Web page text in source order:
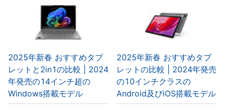
2025年新春 おすすめタブ
レットと2in1の比較 | 2024
年発売の14インチ超の
Windows搭載モデル
2025年新春 おすすめタブ
レットの比較 | 2024年発売
の10インチクラスの
Android及びiOS搭載モデル